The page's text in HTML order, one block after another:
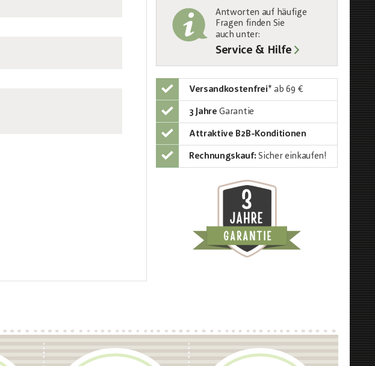
Antworten auf häufige
Fragen finden Sie
auch unter:
Service & Hilfe
Versandkostenfrei* ab 69 €
3 Jahre Garantie
Attraktive B2B-Konditionen
Rechnungskauf: Sicher einkaufen!